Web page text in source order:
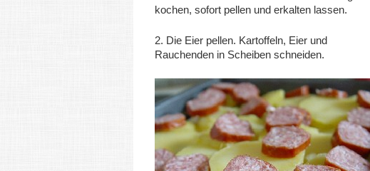
kochen, sofort pellen und erkalten lassen.
2. Die Eier pellen. Kartoffeln, Eier und
Rauchenden in Scheiben schneiden.